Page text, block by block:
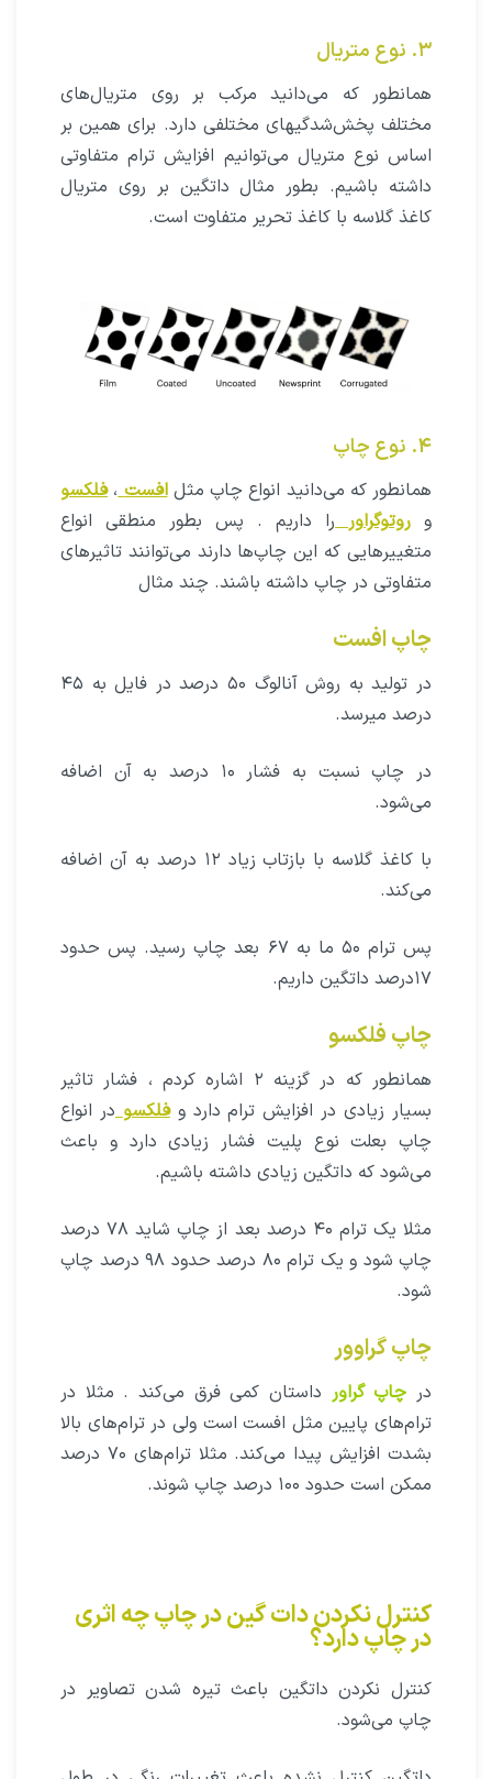
۳. نوع متریال
همانطور که می‌دانید مرکب بر روی متریال‌های
مختلف پخش‌شدگیهای مختلفی دارد. برای همین بر
اساس نوع متریال می‌توانیم افزایش ترام متفاوتی
داشته باشیم. بطور مثال داتگین بر روی متریال
کاغذ گلاسه با کاغذ تحریر متفاوت است.
۴. نوع چاپ
همانطور که می‌دانید انواع چاپ مثلافست ،فلکسو
و روتوگراور
را داریم . پس بطور منطقی انواع
متغییرهایی که این چاپ‌ها دارند می‌توانند تاثیرهای
متفاوتی در چاپ داشته باشند. چند مثال
چاپ افست
در تولید به روش آنالوگ ۵۰ درصد در فایل به ۴۵
درصد میرسد.
در چاپ نسبت به فشار ۱۰ درصد به آن اضافه
می‌شود.
با کاغذ گلاسه با بازتاب زیاد ۱۲ درصد به آن اضافه
می‌کند.
پس ترام ۵۰ ما به ۶۷ بعد چاپ رسید. پس حدود
۱۷درصد داتگین داریم.
چاپ فلکسو
همانطور که در گزینه ۲ اشاره کردم ، فشار تاثیر
بسیار زیادی در افزایش ترام دارد وفلکسو در انواع
چاپ بعلت نوع پلیت فشار زیادی دارد و باعث
می‌شود که داتگین زیادی داشته باشیم.
مثلا یک ترام ۴۰ درصد بعد از چاپ شاید ۷۸ درصد
چاپ شود و یک ترام ۸۰ درصد حدود ۹۸ درصد چاپ
شود.
چاپ گراوور
در چاپ گراور داستان کمی فرق می‌کند . مثلا در
ترام‌های پایین مثل افست است ولی در ترام‌های بالا
بشدت افزایش پیدا می‌کند. مثلا ترام‌های ۷۰ درصد
ممکن است حدود ۱۰۰ درصد چاپ شوند.
کنترل نکردن دات گین در چاپ چه اثری
در چاپ دارد؟
کنترل نکردن داتگین باعث تیره شدن تصاویر در
چاپ می‌شود.